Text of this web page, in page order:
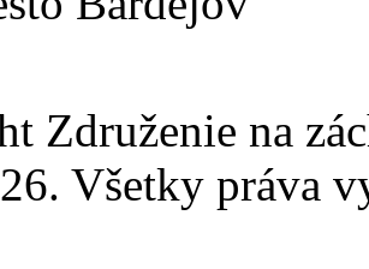
Združenie na
Všetky práva